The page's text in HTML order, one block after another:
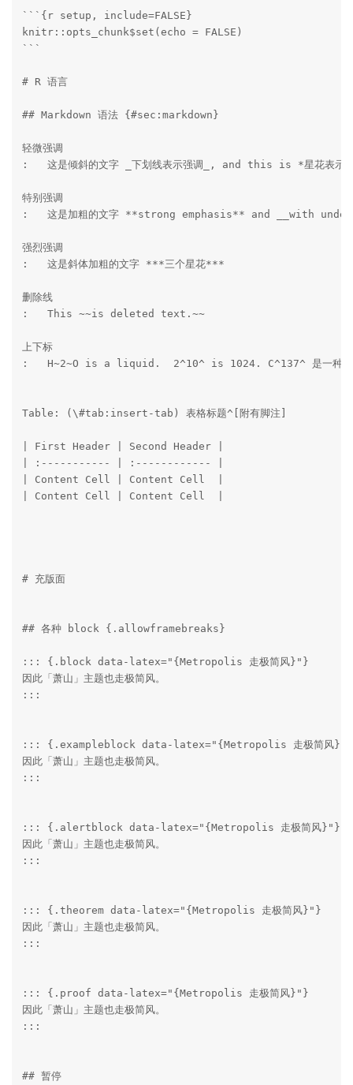
```{r setup, include=FALSE}
knitr::opts_chunk$set(echo = FALSE)
```
# R 语言
## Markdown 语法 {#sec:markdown}
轻微强调
:   这是倾斜的文字 _下划线表示强调_, and this is *星花表示
特别强调
:   这是加粗的文字 **strong emphasis** and __with
强烈强调
:   这是斜体加粗的文字 ***三个星花***
删除线
:   This ~~is deleted text.~~
上下标
:   H~2~O is a liquid.  2^10^ is 1024. C^137^ 是一种放
Table: (\#tab:insert-tab) 表格标题^[附有脚注]
| First Header | Second Header |
| :----------- | :------------ |
| Content Cell | Content Cell  |
| Content Cell | Content Cell  |
# 充版面
## 各种 block {.allowframebreaks}
::: {.block data-latex="{Metropolis 走极简风}"}
因此「萧山」主题也走极简风。
:::
::: {.exampleblock data-latex="{Metropolis 走极简风}"}
因此「萧山」主题也走极简风。
:::
::: {.alertblock data-latex="{Metropolis 走极简风}"}
因此「萧山」主题也走极简风。
:::
::: {.theorem data-latex="{Metropolis 走极简风}"}
因此「萧山」主题也走极简风。
:::
::: {.proof data-latex="{Metropolis 走极简风}"}
因此「萧山」主题也走极简风。
:::
## 暂停